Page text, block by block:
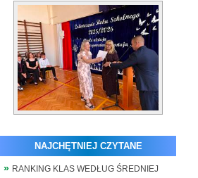
NAJCHĘTNIEJ CZYTANE
RANKING KLAS WEDŁUG ŚREDNIEJ